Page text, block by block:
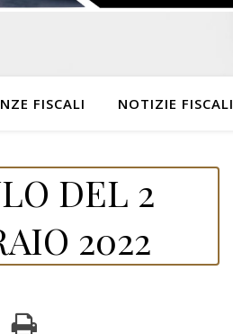
FISCALI NOTIZIE FISCALI
DEL 2
2022